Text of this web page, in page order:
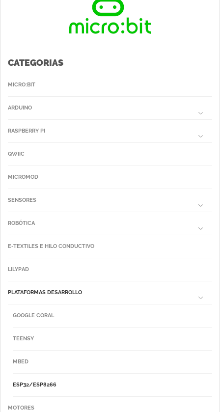
CATEGORIAS
MICRO:BIT
ARDUINO
RASPBERRY PI
QWIIC
MICROMOD
SENSORES
ROBÓTICA
E-TEXTILES E HILO CONDUCTIVO
LILYPAD
PLATAFORMAS DESARROLLO
GOOGLE CORAL
TEENSY
MBED
ESP32/ESP8266
MOTORES